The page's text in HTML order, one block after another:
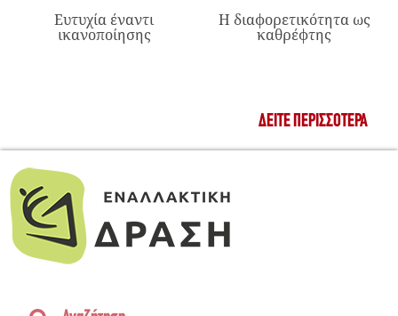
Ευτυχία έναντι
ικανοποίησης
Η διαφορετικότητα ως
καθρέφτης
ΔΕΊΤΕ ΠΕΡΙΣΣΌΤΕΡΑ